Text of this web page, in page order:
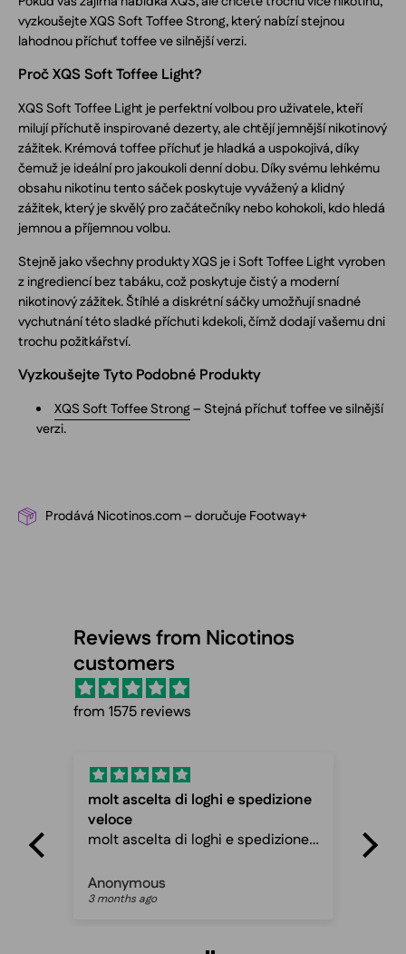
vyzkoušejte XQS Soft Toffee Strong, který nabízí stejnou
lahodnou příchuť toffee ve silnější verzi.
Proč XQS Soft Toffee Light?
XQS Soft Toffee Light je perfektní volbou pro uživatele, kteří
milují příchutě inspirované dezerty, ale chtějí jemnější nikotinový
zážitek. Krémová toffee příchuť je hladká a uspokojivá, díky
čemuž je ideální pro jakoukoli denní dobu. Díky svému lehkému
obsahu nikotinu tento sáček poskytuje vyvážený a klidný
zážitek, který je skvělý pro začátečníky nebo kohokoli, kdo hledá
jemnou a příjemnou volbu.
Stejně jako všechny produkty XQS je i Soft Toffee Light vyroben
z ingrediencí bez tabáku, což poskytuje čistý a moderní
nikotinový zážitek. Štíhlé a diskrétní sáčky umožňují snadné
vychutnání této sladké příchuti kdekoli, čímž dodají vašemu dni
trochu požitkářství.
Vyzkoušejte Tyto Podobné Produkty
XQS Soft Toffee Strong– Stejná příchuť toffee ve silnější
verzi.
Prodává Nicotinos.com – doručuje Footway+
Reviews from Nicotinos
customers
from 1575 reviews
molt ascelta di loghi e spedizione
veloce
molt ascelta di loghi e spedizione
Anonymous
3 months ago